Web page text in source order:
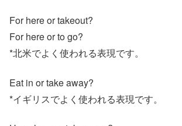
For here or takeout?
For here or to go?
*北米でよく使われる表現です。
Eat in or take away?
*イギリスでよく使われる表現です。